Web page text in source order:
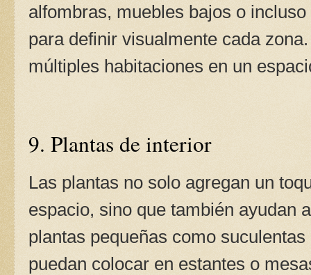
alfombras, muebles bajos o
para definir visualmente cada
múltiples habitaciones en un
9. Plantas de interior
Las plantas no solo agregan un
espacio, sino que también ayudan
plantas pequeñas como
puedan colocar en estantes o